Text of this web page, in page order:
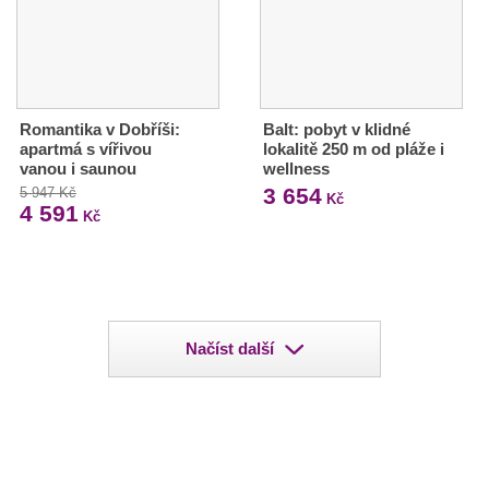
Romantika v Dobříši:
apartmá s vířivou
vanou i saunou
5 947 Kč
4 591 Kč
Balt: pobyt v klidné
lokalitě 250 m od pláže i
wellness
3 654Kč
Načíst další